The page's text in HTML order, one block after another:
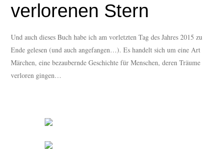
verlorenen Stern
Und auch dieses Buch habe ich am vorletzten Tag des Jahres 2015 zu
Ende gelesen (und auch angefangen…). Es handelt sich um eine Art
Märchen, eine bezaubernde Geschichte für Menschen, deren Träume
verloren gingen…